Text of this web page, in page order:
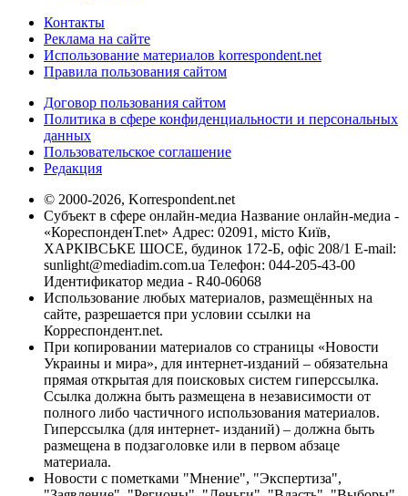
Контакты
Реклама на сайте
Использование материалов korrespondent.net
Правила пользования сайтом
Договор пользования сайтом
Политика в сфере конфиденциальности и персональных
данных
Пользовательское соглашение
Редакция
© 2000-2026, Korrespondent.net
Субъект в сфере онлайн-медиа Название онлайн-медиа -
«КореспонденТ.net» Адрес: 02091, місто Київ,
ХАРКІВСЬКЕ ШОСЕ, будинок 172-Б, офіс 208/1 E-mail:
sunlight@mediadim.com.ua Телефон: 044-205-43-00
Идентификатор медиа - R40-06068
Использование любых материалов, размещённых на
сайте, разрешается при условии ссылки на
Корреспондент.net.
При копировании материалов со страницы «Новости
Украины и мира», для интернет-изданий – обязательна
прямая открытая для поисковых систем гиперссылка.
Ссылка должна быть размещена в независимости от
полного либо частичного использования материалов.
Гиперссылка (для интернет- изданий) – должна быть
размещена в подзаголовке или в первом абзаце
материала.
Новости с пометками "Мнение", "Экспертиза",